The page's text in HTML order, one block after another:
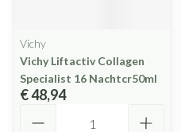
Vichy
Vichy Liftactiv Collagen
Specialist 16 Nachtcr50ml
€ 48,94